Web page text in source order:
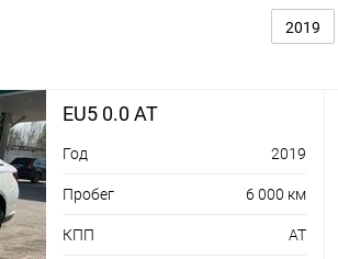
2019
EU5 0.0 AT
Год 2019
Пробег 6 000 км
КПП AT